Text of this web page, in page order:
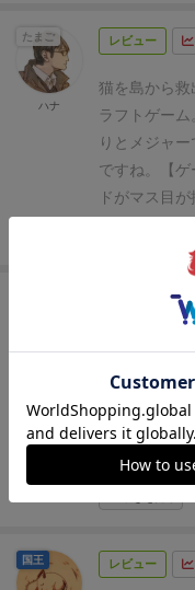
ではない（
と種類が多
を選ぶのであ
はずなのに
感じます。
適切なタイ
（たとえば
しめたと思い
うにして船に
集めると得点
ミッションを
できるので
盤面とをう
は大きめで
います。 ま
い仕上がり
んでみてく
す。得点稼
たお題カード
成も目指しま
す。 この組
フォーミン
ク』のパズ
パズルゲー
的な思考が
ています。
変化が期待で
できず、毎回
れがゲーム
のカードや随
キストのみ
レビュー
猫を島から救
ラフトゲー
りとメジャ
ですね。
【
ドがマス目
区画があり
点、船に描
猫タイルは5
に役立ちます
ゲームです
「オーディン
めないとマ
ま「クマ牧場
アイル・オブ
たまご
ハナ
6/10世界ラ
ドラフト＋
と、タイルが
円とお高めな
る。島の猫
いでに島の宝
ルはとれず
通貨は魚）
レビュー
国王